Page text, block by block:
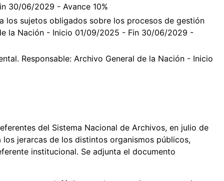
30/06/2029 - Avance 10%
los sujetos obligados sobre los procesos de gestión
la Nación - Inicio 01/09/2025 - Fin 30/06/2029 -
Responsable: Archivo General de la Nación - Inicio
del Sistema Nacional de Archivos, en julio de
jerarcas de los distintos organismos públicos,
institucional. Se adjunta el documento